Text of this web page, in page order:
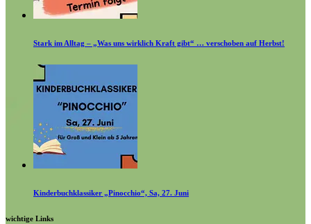
Stark im Alltag – „Was uns wirklich Kraft gibt“ … verschoben auf Herbst!
Kinderbuchklassiker „Pinocchio“, Sa, 27. Juni
wichtige Links